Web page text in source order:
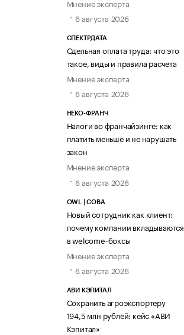
Мнение эксперта
6 августа 2026
СПЕКТРДАТА
Сдельная оплата труда: что это
такое, виды и правила расчета
Мнение эксперта
6 августа 2026
НЕКО-ФРАНЧ
Налоги во франчайзинге: как
платить меньше и не нарушать
закон
Мнение эксперта
6 августа 2026
OWL | СОВА
Новый сотрудник как клиент:
почему компании вкладываются
в welcome-боксы
Мнение эксперта
6 августа 2026
АВИ КЭПИТАЛ
Сохранить агроэкспортеру
194,5 млн рублей: кейс «АВИ
Кэпитал»